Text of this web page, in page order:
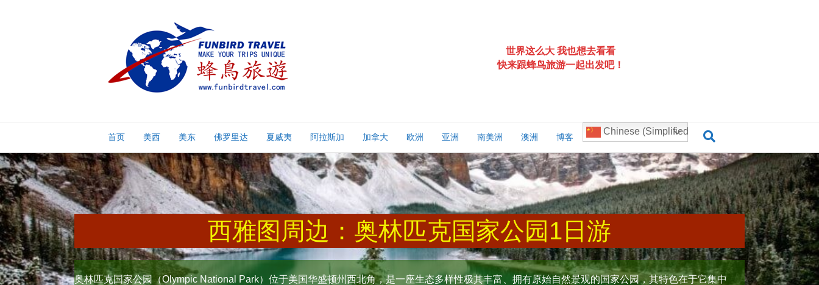
世界这么大 我也想去看看
快来跟蜂鸟旅游一起出发吧！
首页 美西 美东 佛罗里达 夏威夷 阿拉斯加 加拿大 欧洲 亚洲 南美洲 澳洲 博客
Chinese (Simplified)
西雅图周边：奥林匹克国家公园1日游
奥林匹克国家公园（Olympic National Park）位于美国华盛顿州西北角，是一座生态多样性极其丰富、拥有原始自然景观的国家公园，其特色在于它集中